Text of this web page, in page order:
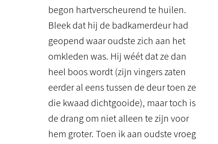
begon hartverscheurend te huilen.
Bleek dat hij de badkamerdeur had
geopend waar oudste zich aan het
omkleden was. Hij wéét dat ze dan
heel boos wordt (zijn vingers zaten
eerder al eens tussen de deur toen ze
die kwaad dichtgooide), maar toch is
de drang om niet alleen te zijn voor
hem groter. Toen ik aan oudste vroeg